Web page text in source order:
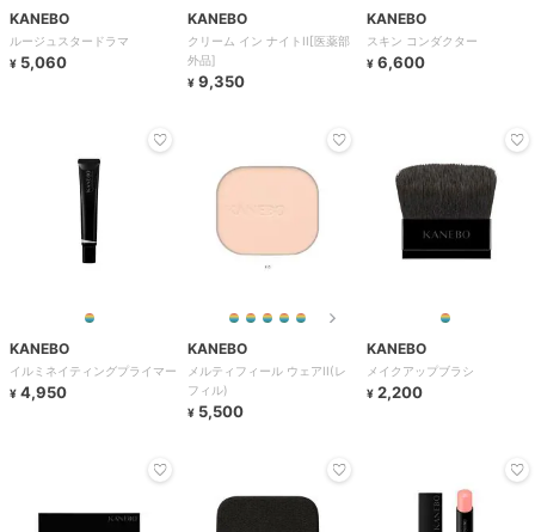
KANEBO
ルージュスタードラマ
¥ 5,060
KANEBO
クリーム イン ナイトII[医薬部
外品]
¥ 9,350
KANEBO
スキン コンダクター
¥ 6,600
KANEBO
イルミネイティングプライマー
¥ 4,950
KANEBO
メルティフィール ウェアII(レ
フィル)
¥ 5,500
KANEBO
メイクアップブラシ
¥ 2,200